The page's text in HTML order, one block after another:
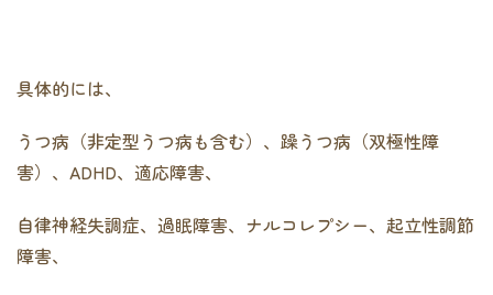
具体的には、
うつ病（非定型うつ病も含む）、躁うつ病（双極性障
害）、ADHD、適応障害、
自律神経失調症、過眠障害、ナルコレプシー、起立性調節
障害、